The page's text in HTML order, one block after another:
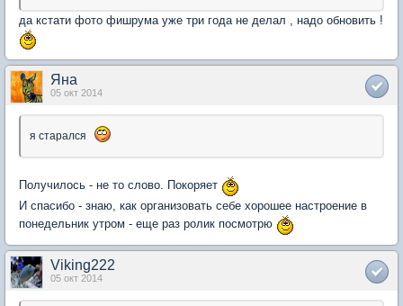
да кстати фото фишрума уже три года не делал , надо обновить !
Яна
05 окт 2014
я старался
Получилось - не то слово. Покоряет
И спасибо - знаю, как организовать себе хорошее настроение в
понедельник утром - еще раз ролик посмотрю
Viking222
05 окт 2014